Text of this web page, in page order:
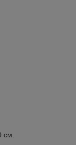
см.